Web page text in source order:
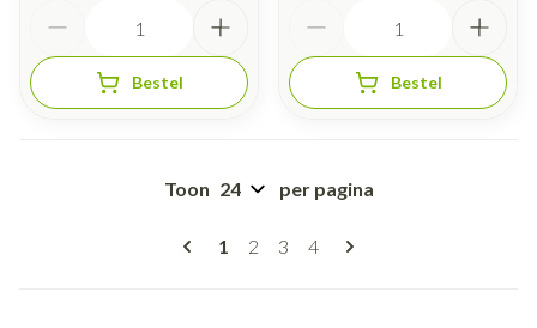
Bestel Bestel
Pagina's
U lees momenteel pagina
1 Pagina
2 Pagina
3 Pagina
4
Toon per pagina